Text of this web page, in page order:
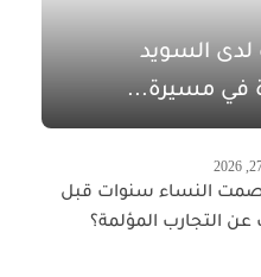
السويد
في مسيرة...
تصمت النساء سنوات قبل
عن التجارب المؤلمة؟